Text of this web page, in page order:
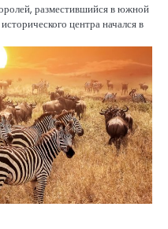
разместившийся в южной
центра начался в